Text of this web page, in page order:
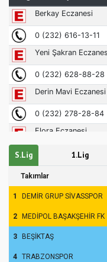
S.Lig 1.Lig
Takımlar
1 DEMİR GRUP SİVASSPOR
2 MEDİPOL BAŞAKŞEHİR FK
3 BEŞİKTAŞ
4 TRABZONSPOR